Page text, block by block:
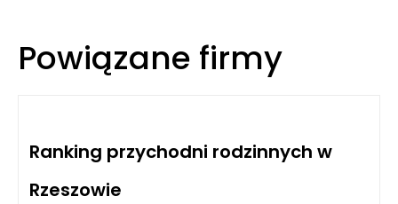
Powiązane firmy
Ranking przychodni rodzinnych w
Rzeszowie